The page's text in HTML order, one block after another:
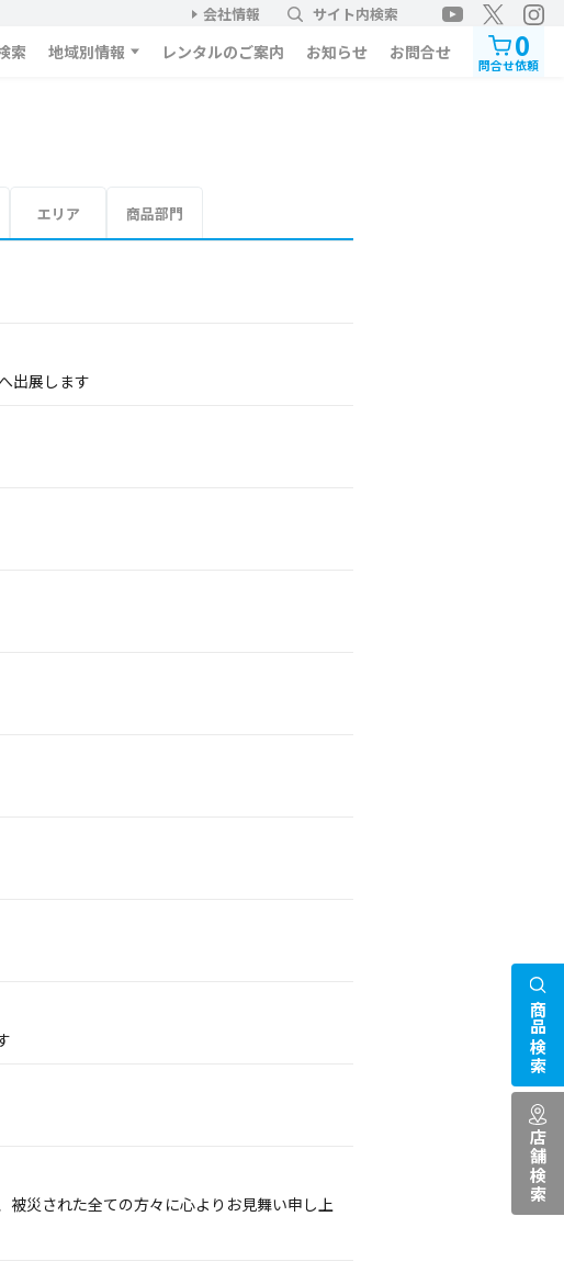
会社情報 サイト内検索
索 地域別情報 レンタルのご案内 お知らせ お問合せ 0
問合せ依頼
エリア 商品部門
出展します
災された全ての方々に心よりお見舞い申し上
商品検索
店舗検索